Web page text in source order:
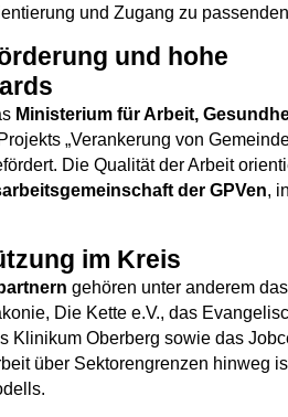
und Zugang zu
und hohe
Ministerium für Arbeit,
„Verankerung von
Die Qualität der Arbeit
der GPVen,
im Kreis
gehören unter anderem
Die Kette e.V., das
Klinikum Oberberg sowie das
über Sektorengrenzen hinweg